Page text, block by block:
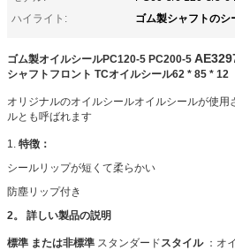
ハイライト:
ゴム製シャフトのシ
ゴム製オイルシールPC120-5 PC200-5
シャフトフロント TCオイルシール62 * 85 * 12
オリジナルのオイルシールオイルシールが使
ルとも呼ばれます
1. 特徴：
シールリップが短くて柔らかい
防塵リップ付き
2。
詳しい製品の説明
標準 または非標準 スタンダードスタイル： オ